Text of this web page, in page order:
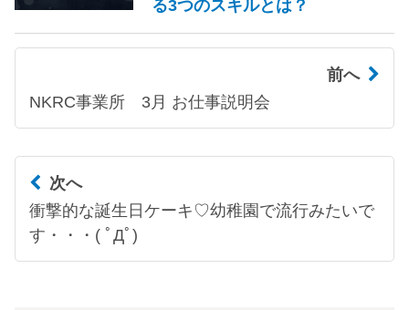
る3つのスキルとは？
前へ
NKRC事業所 3月 お仕事説明会
次へ
衝撃的な誕生日ケーキ♡幼稚園で流行みたいで
す・・・( ﾟДﾟ)